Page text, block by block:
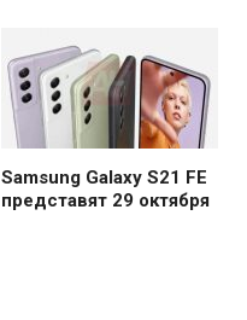
Samsung Galaxy S21 FE
представят 29 октября